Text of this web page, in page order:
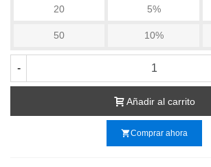
20 5%
50 10%
-
Añadir al carrito
shopping_cartComprar ahora